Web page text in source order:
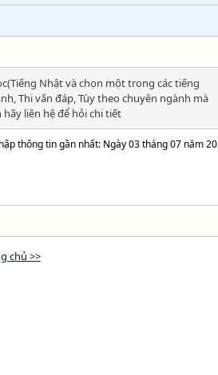
Nhật và chọn một trong các tiếng
Thi vấn đáp, Tùy theo chuyên ngành mà
liên hệ để hỏi chi tiết
thông tin gần nhất: Ngày 03 tháng 07 năm
chủ >>